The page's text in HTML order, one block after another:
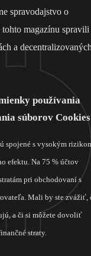
spravodajstvo o
magazínu spravili
a
používania
súborov Cookies
spojené s vysokým
efektu. Na 75 % účtov
pri obchodovaní s
Mali by ste zvážiť,
a či si môžete dovoliť
straty.